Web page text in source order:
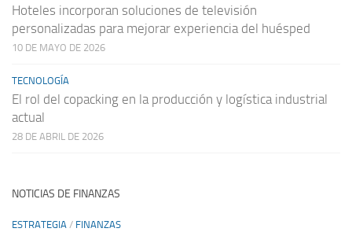
Hoteles incorporan soluciones de televisión
personalizadas para mejorar experiencia del huésped
10 DE MAYO DE 2026
TECNOLOGÍA
El rol del copacking en la producción y logística industrial
actual
28 DE ABRIL DE 2026
NOTICIAS DE FINANZAS
ESTRATEGIA / FINANZAS